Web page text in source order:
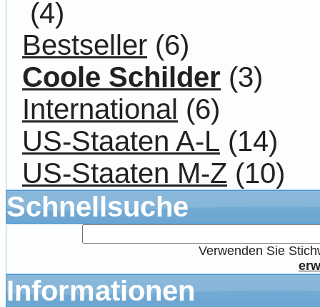
(4)
Bestseller (6)
Coole Schilder (3)
International (6)
US-Staaten A-L (14)
US-Staaten M-Z (10)
Schnellsuche
Verwenden Sie
Informationen